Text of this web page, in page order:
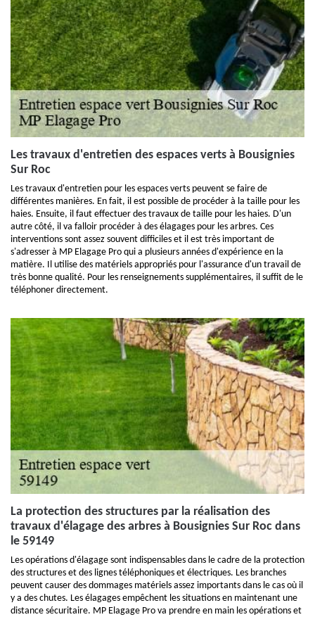
Les travaux d'entretien des espaces verts à Bousignies
Sur Roc
Les travaux d'entretien pour les espaces verts peuvent se faire de
différentes manières. En fait, il est possible de procéder à la taille pour les
haies. Ensuite, il faut effectuer des travaux de taille pour les haies. D'un
autre côté, il va falloir procéder à des élagages pour les arbres. Ces
interventions sont assez souvent difficiles et il est très important de
s'adresser à MP Elagage Pro qui a plusieurs années d'expérience en la
matière. Il utilise des matériels appropriés pour l'assurance d'un travail de
très bonne qualité. Pour les renseignements supplémentaires, il suffit de le
téléphoner directement.
La protection des structures par la réalisation des
travaux d'élagage des arbres à Bousignies Sur Roc dans
le 59149
Les opérations d'élagage sont indispensables dans le cadre de la protection
des structures et des lignes téléphoniques et électriques. Les branches
peuvent causer des dommages matériels assez importants dans le cas où il
y a des chutes. Les élagages empêchent les situations en maintenant une
distance sécuritaire. MP Elagage Pro va prendre en main les opérations et